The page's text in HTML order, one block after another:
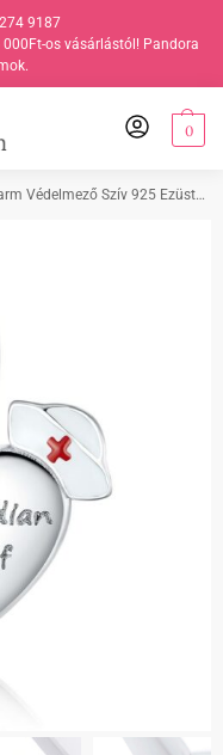
9187
000Ft-os vásárlástól! Pandora
0
Védelmező Szív 925 Ezüst Charm & Medál